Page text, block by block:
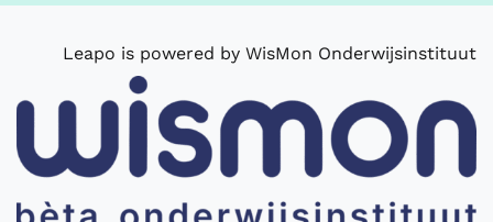
Leapo is powered by WisMon Onderwijsinstituut